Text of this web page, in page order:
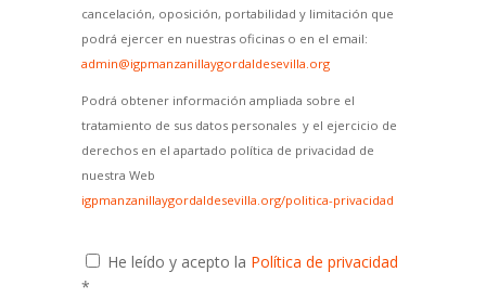
cancelación, oposición, portabilidad y limitación que
podrá ejercer en nuestras oficinas o en el email:
admin@igpmanzanillaygordaldesevilla.org
Podrá obtener información ampliada sobre el
tratamiento de sus datos personales y el ejercicio de
derechos en el apartado política de privacidad de
nuestra Web
igpmanzanillaygordaldesevilla.org/politica-privacidad
He leído y acepto la Política de privacidad
*